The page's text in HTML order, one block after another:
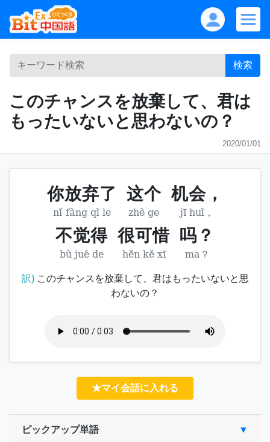
検索
このチャンスを放棄して、君は
もったいないと思わないの？
2020/01/01
你放弃了 这个 机会，
nǐ fàng qì le zhè ge jī huì，
不觉得 很可惜 吗？
bù jué de hěn kě xī ma？
訳)このチャンスを放棄して、君はもったいないと思
わないの？
★マイ会話に入れる
ピックアップ単語